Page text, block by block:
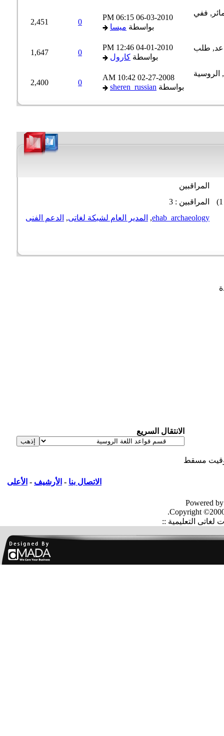
06-03-2010
06:15 PM
بواسطةميسا
2,451
04-01-2010
12:46 PM
بواسطةكارول
1,647
02-27-2008
10:42 AM
بواسطةsheren_russian
2,400
المراقبين
المراقبين : 3
ehab_archaeology
,المدير العام لشبكة لغاتى ,الدعم الفنى
الانتقال السريع
مسقط
الاتصال بنا-الأرشيف-الأعلى
Powered
Copyright
التعليمية ::